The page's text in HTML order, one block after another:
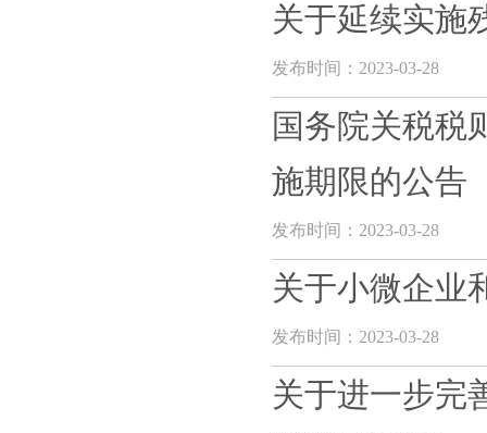
关于延续实施
发布时间：2023-03-28
国务院关税税
施期限的公告
发布时间：2023-03-28
关于小微企业
发布时间：2023-03-28
关于进一步完